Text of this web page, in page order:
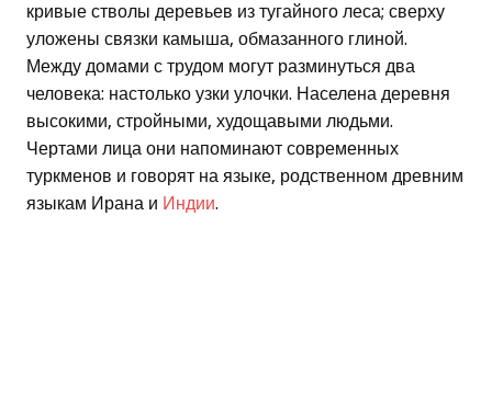
кривые стволы деревьев из тугайного леса; сверху
уложены связки камыша, обмазанного глиной.
Между домами с трудом могут разминуться два
человека: настолько узки улочки. Населена деревня
высокими, стройными, худощавыми людьми.
Чертами лица они напоминают современных
туркменов и говорят на языке, родственном древним
языкам Ирана и Индии.